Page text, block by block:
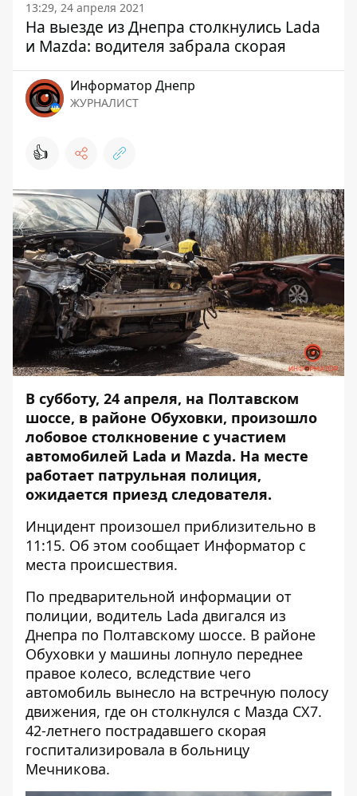
13:29, 24 апреля 2021
На выезде из Днепра столкнулись Lada
и Mazda: водителя забрала скорая
Информатор Днепр
ЖУРНАЛИСТ
👍
В субботу, 24 апреля, на Полтавском
шоссе, в районе Обуховки, произошло
лобовое столкновение с участием
автомобилей Lada и Mazda. На месте
работает патрульная полиция,
ожидается приезд следователя.
Инцидент произошел приблизительно в
11:15. Об этом сообщает Информатор с
места происшествия.
По предварительной информации от
полиции, водитель Lada двигался из
Днепра по Полтавскому шоссе. В районе
Обуховки у машины лопнуло переднее
правое колесо, вследствие чего
автомобиль вынесло на встречную полосу
движения, где он столкнулся с Мазда CX7.
42-летнего пострадавшего скорая
госпитализировала в больницу
Мечникова.